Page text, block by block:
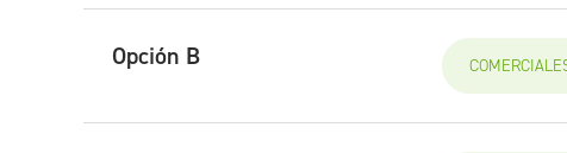
Opción B